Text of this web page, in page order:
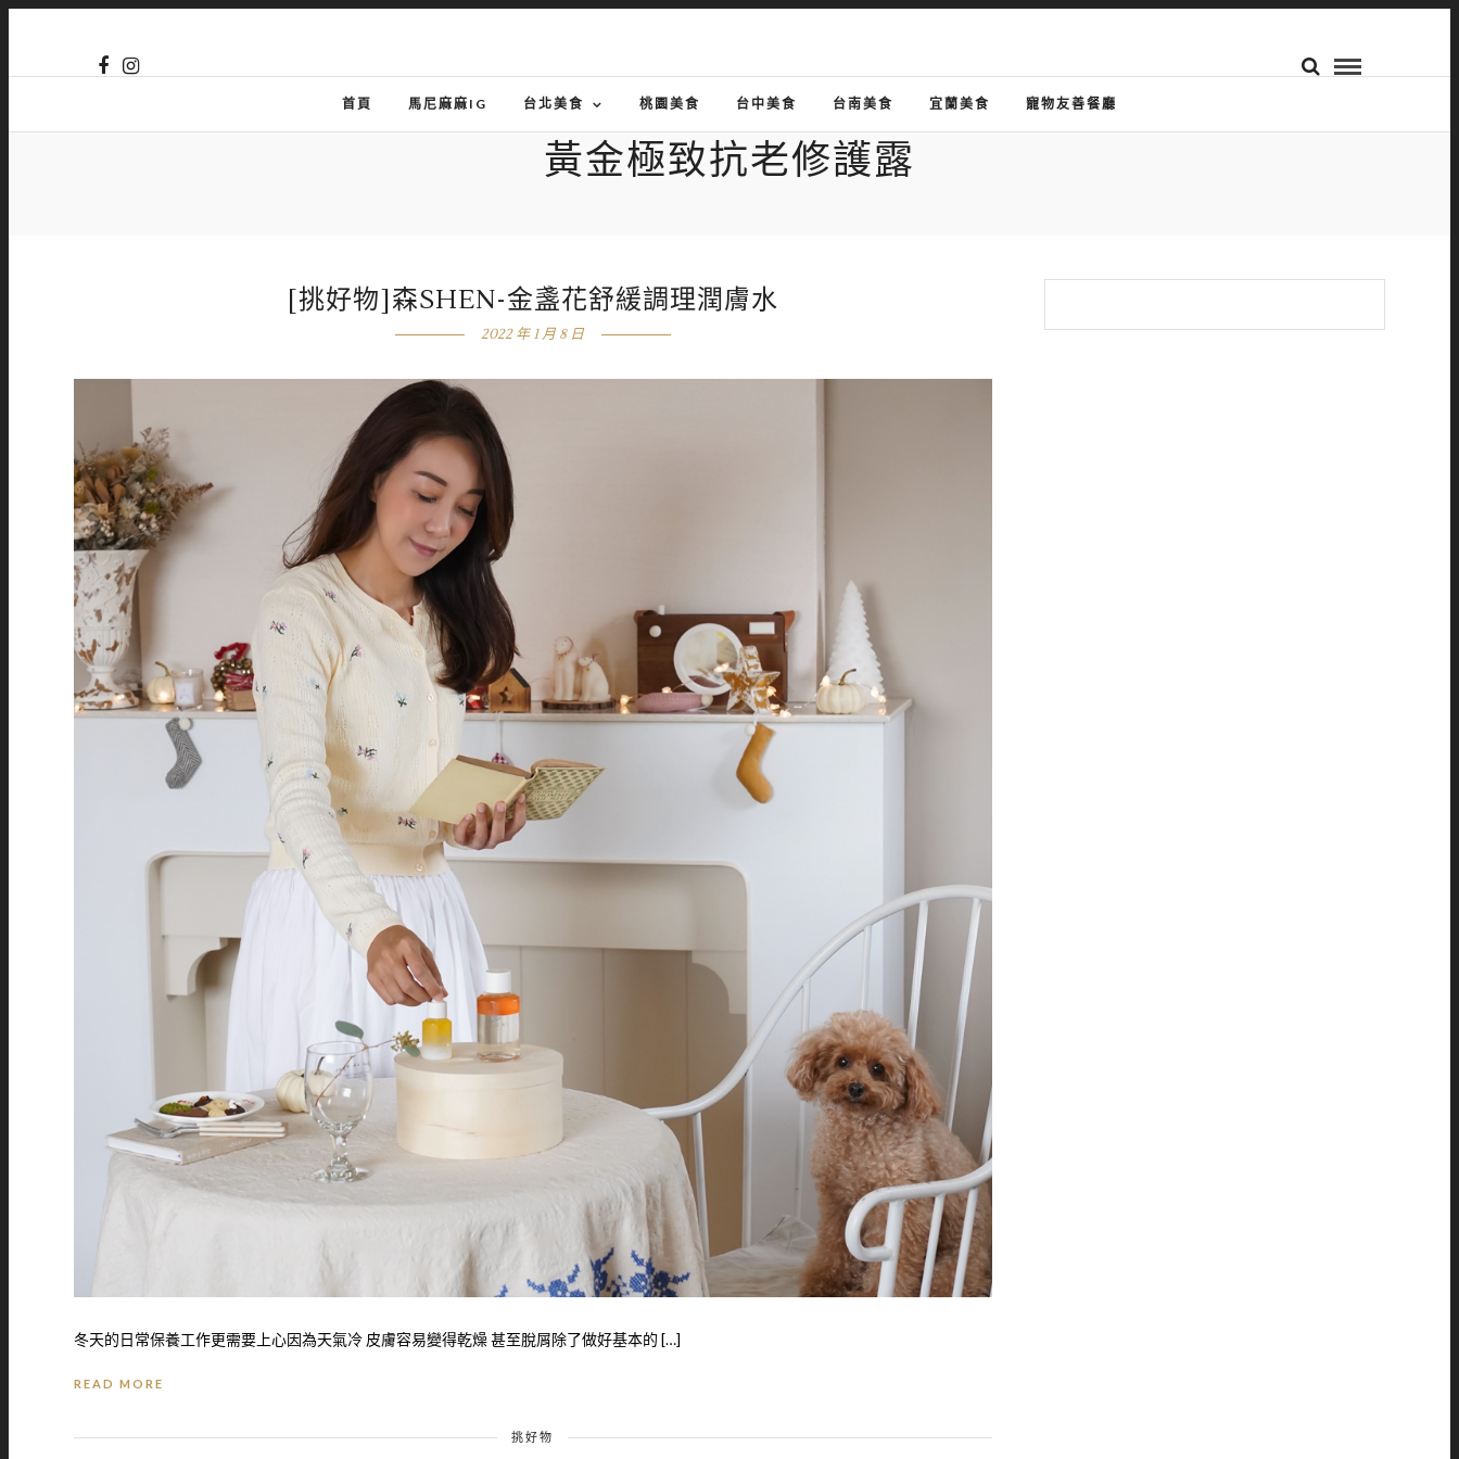
首頁 馬尼麻麻IG 台北美食 桃園美食 台中美食 台南美食 宜蘭美食 寵物友善餐廳
黃金極致抗老修護露
[挑好物]森SHEN-金盞花舒緩調理潤膚水
2022 年 1 月 8 日
冬天的日常保養工作更需要上心因為天氣冷 皮膚容易變得乾燥 甚至脫屑除了做好基本的 […]
READ MORE
挑好物